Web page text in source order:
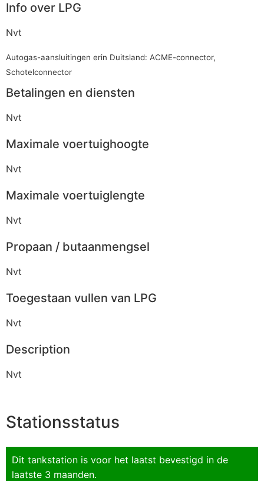
Info over LPG
Nvt
Autogas-aansluitingen erin Duitsland: ACME-connector,
Schotelconnector
Betalingen en diensten
Nvt
Maximale voertuighoogte
Nvt
Maximale voertuiglengte
Nvt
Propaan / butaanmengsel
Nvt
Toegestaan vullen van LPG
Nvt
Description
Nvt
Stationsstatus
Dit tankstation is voor het laatst bevestigd in de
laatste 3 maanden.